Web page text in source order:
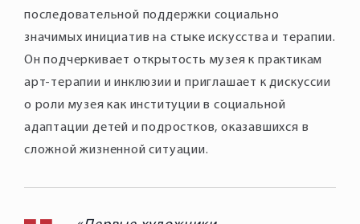
последовательной поддержки социально
значимых инициатив на стыке искусства и терапии.
Он подчеркивает открытость музея к практикам
арт-терапии и инклюзии и приглашает к дискуссии
о роли музея как институции в социальной
адаптации детей и подростков, оказавшихся в
сложной жизненной ситуации.